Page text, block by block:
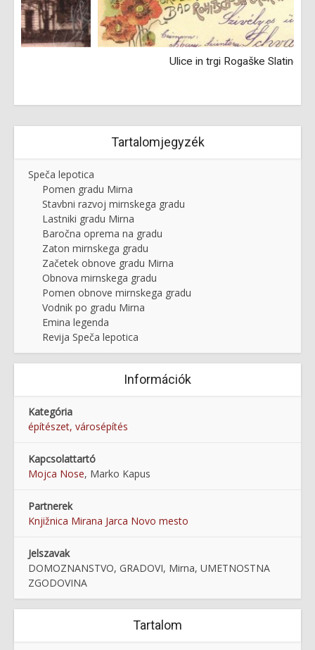
Ulice in trgi Rogaške Slatine
Tartalomjegyzék
Speča lepotica
Pomen gradu Mirna
Stavbni razvoj mirnskega gradu
Lastniki gradu Mirna
Baročna oprema na gradu
Zaton mirnskega gradu
Začetek obnove gradu Mirna
Obnova mirnskega gradu
Pomen obnove mirnskega gradu
Vodnik po gradu Mirna
Emina legenda
Revija Speča lepotica
Információk
Kategória
építészet, városépítés
Kapcsolattartó
Mojca Nose, Marko Kapus
Partnerek
Knjižnica Mirana Jarca Novo mesto
Jelszavak
DOMOZNANSTVO, GRADOVI, Mirna, UMETNOSTNA
ZGODOVINA
Tartalom